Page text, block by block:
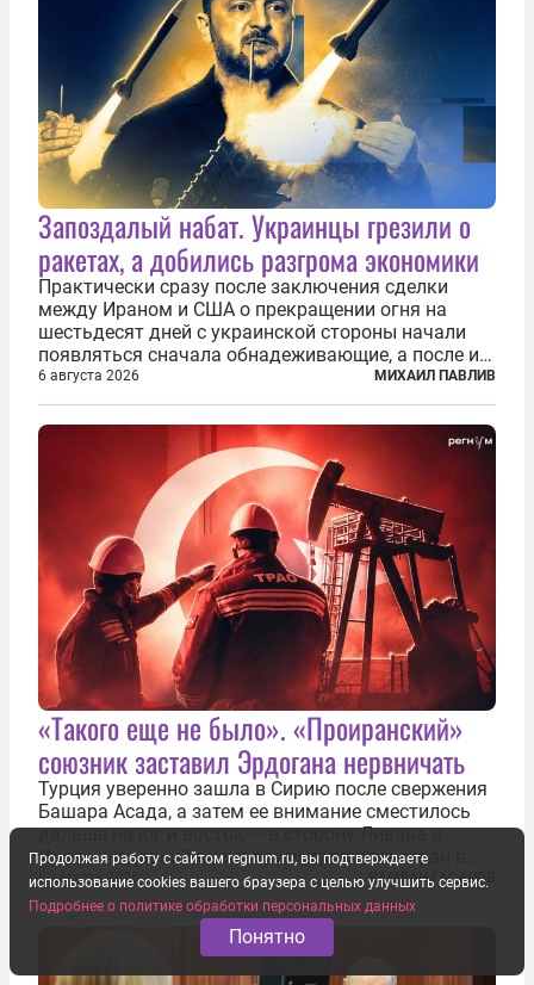
Запоздалый набат. Украинцы грезили о
ракетах, а добились разгрома экономики
Практически сразу после заключения сделки
между Ираном и США о прекращении огня на
шестьдесят дней с украинской стороны начали
появляться сначала обнадеживающие, а после и
вовсе бравурные заявления про некий «перелом»
в войне. Вероятно, в сознании первых лиц
киевского режима и стоящих за ними...
6 августа 2026 МИХАИЛ ПАВЛИВ
«Такого еще не было». «Проиранский»
союзник заставил Эрдогана нервничать
Турция уверенно зашла в Сирию после свержения
Башара Асада, а затем ее внимание сместилось
дальше на юг и восток — в сторону Ливана и
Ирака. Недавний визит премьеров этих стран в
Анкару, договоры об участии турецкой компании
TPAO в разработке нефти иракского Киркука и
«Дороги развития» подтверждают...
6 августа 2026 КАМРАН ГАСАНОВ
Продолжая работу с сайтом regnum.ru, вы подтверждаете
использование cookies вашего браузера с целью улучшить сервис.
Подробнее о политике обработки персональных данных
Понятно